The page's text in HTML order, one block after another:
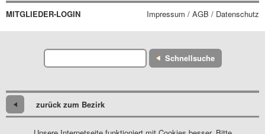
MITGLIEDER-LOGIN Impressum / AGB / Datenschutz
Schnellsuche
zurück zum Bezirk